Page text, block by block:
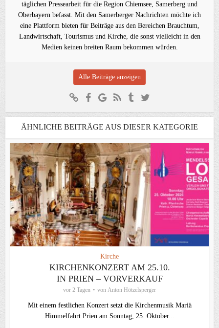
täglichen Pressearbeit für die Region Chiemsee, Samerberg und
Oberbayern befasst. Mit den Samerberger Nachrichten möchte ich
eine Plattform bieten für Beiträge aus den Bereichen Brauchtum,
Landwirtschaft, Tourismus und Kirche, die sonst vielleicht in den
Medien keinen breiten Raum bekommen würden.
Alle Beiträge anzeigen
ÄHNLICHE BEITRÄGE AUS DIESER KATEGORIE
Kirche
KIRCHENKONZERT AM 25.10.
IN PRIEN – VORVERKAUF
vor 2 Tagen von Anton Hötzelsperger
Mit einem festlichen Konzert setzt die Kirchenmusik Mariä
Himmelfahrt Prien am Sonntag, 25. Oktober...